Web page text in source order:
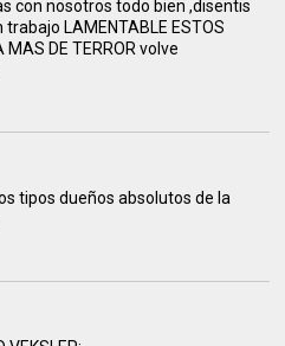
con nosotros todo bien ,disentis
LAMENTABLE ESTOS
MAS DE TERROR volve
tipos dueños absolutos de la